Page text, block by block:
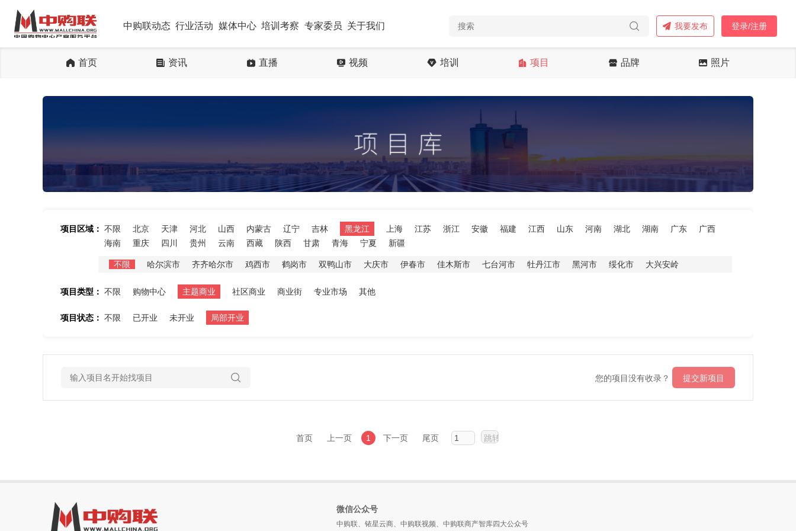
中购联动态 行业活动 媒体中心 培训考察 专家委员 关于我们 我要发布 登录/注册
首页 资讯 直播 视频 培训 项目 品牌 照片
项目区域： 不限 北京 天津 河北 山西 内蒙古 辽宁 吉林 黑龙江 上海 江苏 浙江 安徽 福建 江西 山东 河南 湖北 湖南 广东
广西
海南
重庆 四川 贵州 云南 西藏 陕西 甘肃 青海 宁夏 新疆
不限 哈尔滨市 齐齐哈尔市 鸡西市 鹤岗市 双鸭山市 大庆市 伊春市 佳木斯市 七台河市 牡丹江市 黑河市 绥化市 大兴安岭
项目类型： 不限 购物中心 主题商业 社区商业 商业街 专业市场 其他
项目状态： 不限 已开业 未开业 局部开业
您的项目没有收录？ 提交新项目
首页 上一页 1 下一页 尾页
微信公众号
中购联、铱星云商、中购联视频、中购联商产智库四大公众号